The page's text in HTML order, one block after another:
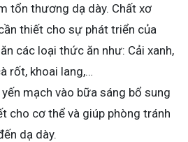
tổn thương dạ dày. Chất xơ
thiết cho sự phát triển của
các loại thức ăn như: Cải xanh,
rốt, khoai lang,…
mạch vào bữa sáng bổ sung
cho cơ thể và giúp phòng tránh
dạ dày.